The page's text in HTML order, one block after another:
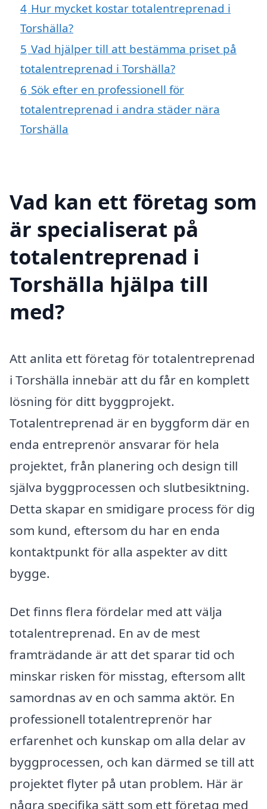
4 Hur mycket kostar totalentreprenad i
Torshälla?
5 Vad hjälper till att bestämma priset på
totalentreprenad i Torshälla?
6 Sök efter en professionell för
totalentreprenad i andra städer nära
Torshälla
Vad kan ett företag som
är specialiserat på
totalentreprenad i
Torshälla hjälpa till
med?
Att anlita ett företag för totalentreprenad
i Torshälla innebär att du får en komplett
lösning för ditt byggprojekt.
Totalentreprenad är en byggform där en
enda entreprenör ansvarar för hela
projektet, från planering och design till
själva byggprocessen och slutbesiktning.
Detta skapar en smidigare process för dig
som kund, eftersom du har en enda
kontaktpunkt för alla aspekter av ditt
bygge.
Det finns flera fördelar med att välja
totalentreprenad. En av de mest
framträdande är att det sparar tid och
minskar risken för misstag, eftersom allt
samordnas av en och samma aktör. En
professionell totalentreprenör har
erfarenhet och kunskap om alla delar av
byggprocessen, och kan därmed se till att
projektet flyter på utan problem. Här är
några specifika sätt som ett företag med